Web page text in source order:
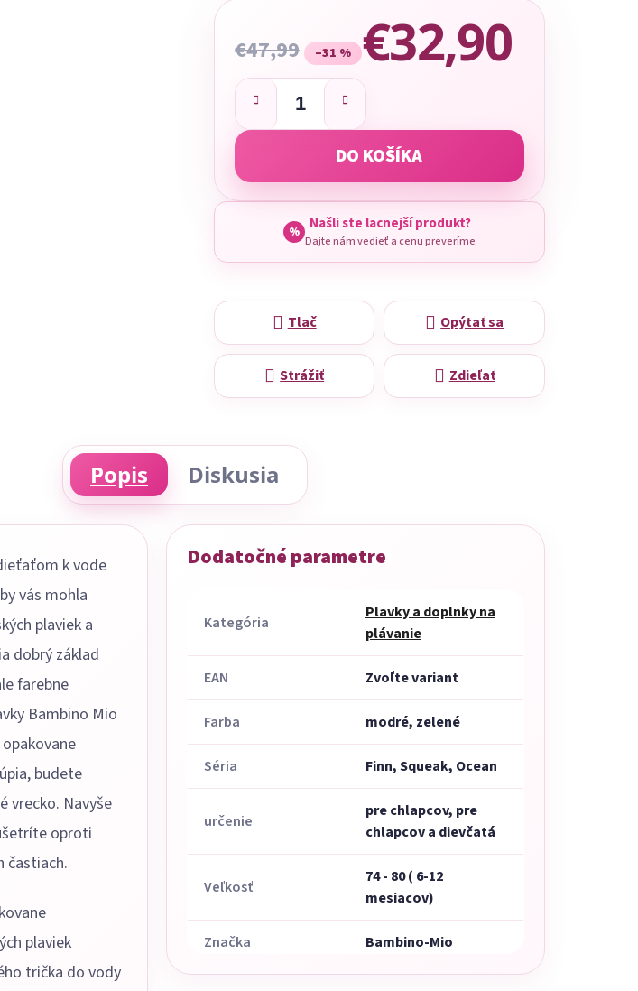
€47,99 –31 % €32,90
DO KOŠÍKA
% Našli ste lacnejší produkt?
Dajte nám vedieť a cenu preveríme
Tlač Opýtať sa
Strážiť Zdieľať
Popis Diskusia
k vode
vás mohla
plaviek a
dobrý základ
farebne
Bambino Mio
budete
vrecko. Navyše
oproti
častiach.
plaviek
trička do vody
Dodatočné parametre
Kategória
Plavky a doplnky na
plávanie
EAN Zvoľte variant
Farba modré, zelené
Séria Finn, Squeak, Ocean
určenie
pre chlapcov, pre
chlapcov a dievčatá
Veľkosť
74 - 80 ( 6-12
mesiacov)
Značka Bambino-Mio